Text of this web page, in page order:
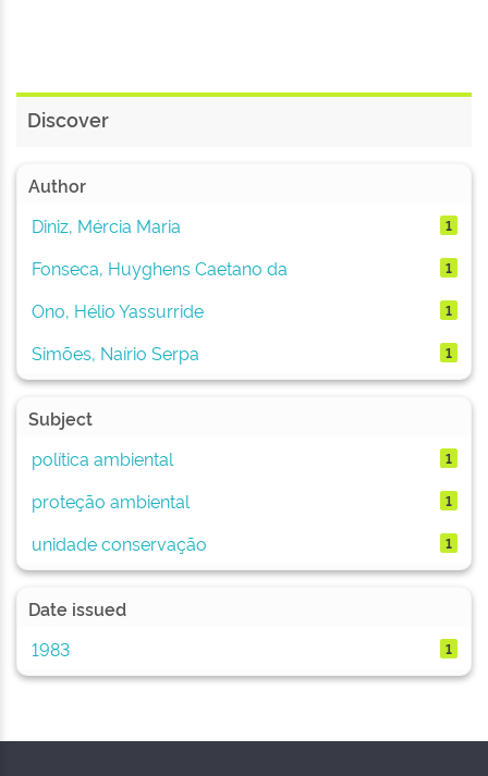
Discover
Author
Diniz, Mércia Maria
1
Fonseca, Huyghens Caetano da 1
Ono, Hélio Yassurride 1
Simões, Naírio Serpa 1
Subject
política ambiental
1
proteção ambiental 1
unidade conservação 1
Date issued
1983
1